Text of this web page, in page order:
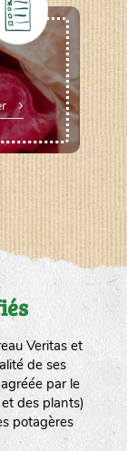
Veritas et
de ses
par le
des plants)
potagères